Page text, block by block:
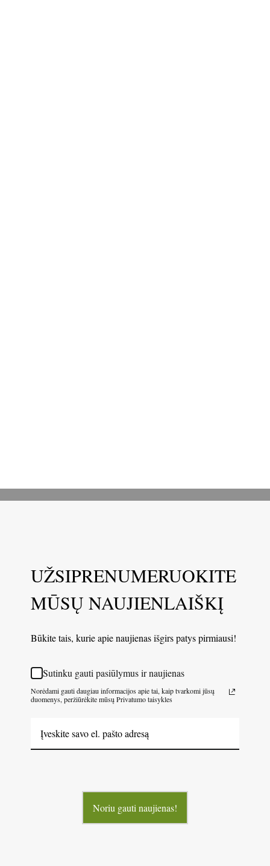
UŽSIPRENUMERUOKITE
MŪSŲ NAUJIENLAIŠKĮ
Būkite tais, kurie apie naujienas išgirs patys pirmiausi!
Sutinku gauti pasiūlymus ir naujienas
Norėdami gauti daugiau informacijos apie tai, kaip tvarkomi jūsų
duomenys, peržiūrėkite mūsų Privatumo taisykles
Noriu gauti naujienas!